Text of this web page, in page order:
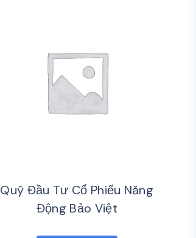
Quỹ Đầu Tư Cổ Phiếu Năng
Động Bảo Việt